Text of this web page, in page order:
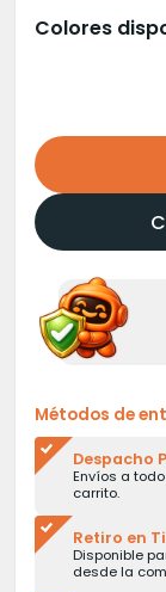
original
actual
Colores
Métodos de
Despacho
Envíos a
carrito.
Retiro en
Disponible
desde la